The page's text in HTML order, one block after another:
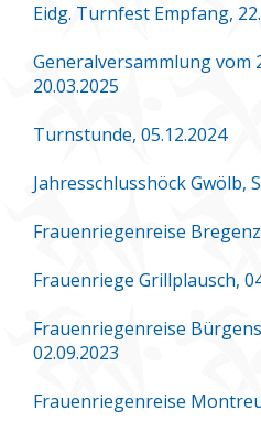
Eidg. Turnfest Empfang,
Generalversammlung vom
20.03.2025
Turnstunde, 05.12.2024
Jahresschlusshöck Gwölb,
Frauenriegenreise
Frauenriege Grillplausch,
Frauenriegenreise
02.09.2023
Frauenriegenreise